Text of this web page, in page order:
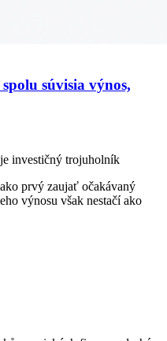
súvisia výnos,
investičný trojuholník
prvý zaujať očakávaný
výnosu však nestačí ako